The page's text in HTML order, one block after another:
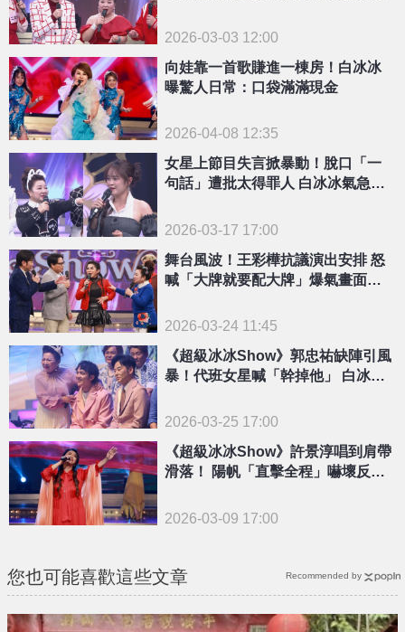
2026-03-03 12:00
向娃靠一首歌賺進一棟房！白冰冰
曝驚人日常：口袋滿滿現金
2026-04-08 12:35
女星上節目失言掀暴動！脫口「一
句話」遭批太得罪人 白冰冰氣急發
2026-03-17 17:00
舞台風波！王彩樺抗議演出安排 怒
喊「大牌就要配大牌」爆氣畫面流
2026-03-24 11:45
《超級冰冰Show》郭忠祐缺陣引風
暴！代班女星喊「幹掉他」 白冰冰
2026-03-25 17:00
《超級冰冰Show》許景淳唱到肩帶
滑落！ 陽帆「直擊全程」嚇壞反應
2026-03-09 17:00
您也可能喜歡這些文章 Recommended by